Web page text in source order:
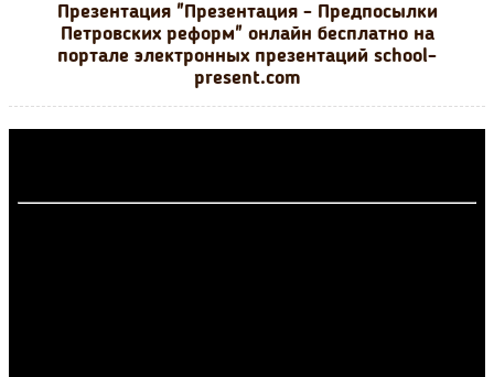
Презентация "Презентация - Предпосылки
Петровских реформ" онлайн бесплатно на
портале электронных презентаций school-
present.com